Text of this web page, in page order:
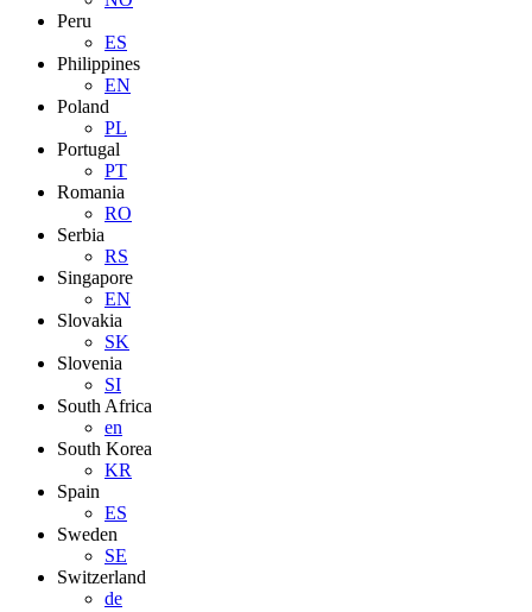
Peru
ES
Philippines
EN
Poland
PL
Portugal
PT
Romania
RO
Serbia
RS
Singapore
EN
Slovakia
SK
Slovenia
SI
South Africa
en
South Korea
KR
Spain
ES
Sweden
SE
Switzerland
de